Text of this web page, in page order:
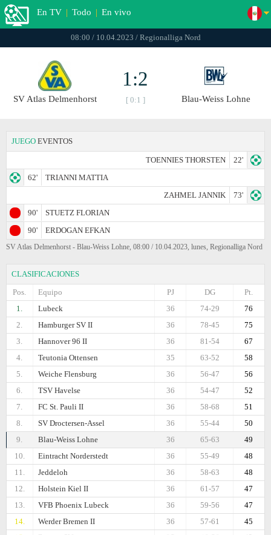
En TV | Todo | En vivo
08:00 / 10.04.2023 / Regionalliga Nord
SV Atlas Delmenhorst
1:2
[ 0:1 ] Blau-Weiss Lohne
JUEGO EVENTOS
TOENNIES THORSTEN
22'
62'
TRIANNI MATTIA
ZAHMEL JANNIK
73'
90'
STUETZ FLORIAN
90'
ERDOGAN EFKAN
SV Atlas Delmenhorst - Blau-Weiss Lohne, 08:00 / 10.04.2023, lunes, Regionalliga Nord
CLASIFICACIONES
Pos.
Equipo Pt.
DG
PJ
1.
Lubeck 76
74-29
36
2.
Hamburger SV II 75
78-45
36
3.
Hannover 96 II 67
81-54
36
4.
Teutonia Ottensen 58
63-52
35
5.
Weiche Flensburg 56
56-47
36
6.
TSV Havelse 52
54-47
36
7.
FC St. Pauli II 51
58-68
36
8.
SV Droctersen-Assel 50
55-44
36
9.
Blau-Weiss Lohne 49
65-63
36
10.
Eintracht Norderstedt 48
55-49
36
11.
Jeddeloh 48
58-63
36
12.
Holstein Kiel II 47
61-57
36
13.
VFB Phoenix Lubeck 47
59-56
36
14.
Werder Bremen II 45
57-61
36